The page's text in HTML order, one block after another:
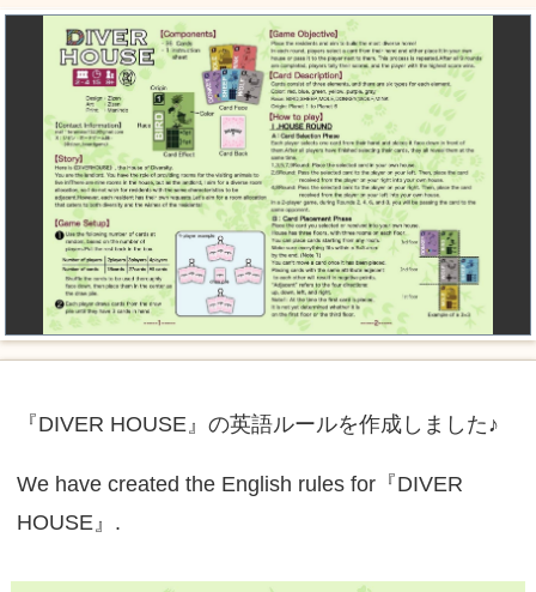
『DIVER HOUSE』の英語ルールを作成しました♪
We have created the English rules for『DIVER
HOUSE』.